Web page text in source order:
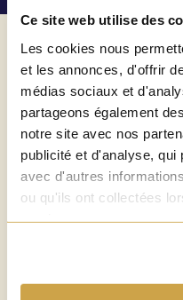
Ce site web utilise des
Les cookies nous
et les annonces, d'offrir
médias sociaux et
partageons également
notre site avec nos
publicité et d'analyse,
avec d'autres
ou qu'ils ont collectées
SERVICE